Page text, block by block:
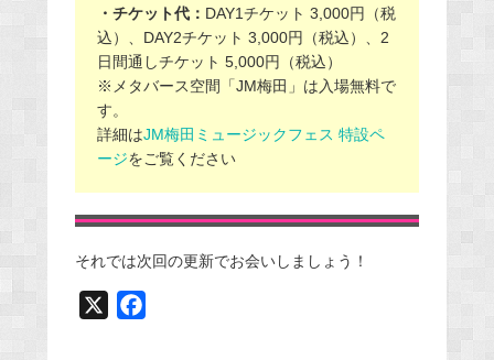
・チケット代： DAY1チケット 3,000円（税
込）、DAY2チケット 3,000円（税込）、2
日間通しチケット 5,000円（税込）
※メタバース空間「JM梅田」は入場無料で
す。
詳細はJM梅田ミュージックフェス 特設ペ
ージをご覧ください
それでは次回の更新でお会いしましょう！